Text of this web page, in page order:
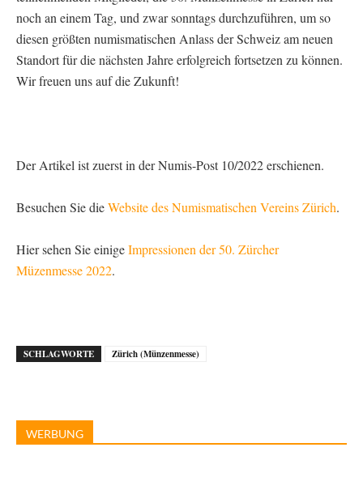
noch an einem Tag, und zwar sonntags durchzuführen, um so
diesen größten numismatischen Anlass der Schweiz am neuen
Standort für die nächsten Jahre erfolgreich fortsetzen zu können.
Wir freuen uns auf die Zukunft!
Der Artikel ist zuerst in der Numis-Post 10/2022 erschienen.
Besuchen Sie dieWebsite des Numismatischen Vereins Zürich.
Hier sehen Sie einigeImpressionen der 50. Zürcher
Müzenmesse 2022.
SCHLAGWORTE Zürich (Münzenmesse)
WERBUNG